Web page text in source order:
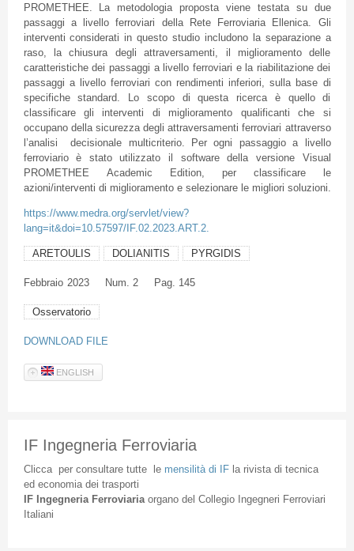
PROMETHEE. La metodologia proposta viene testata su due
passaggi a livello ferroviari della Rete Ferroviaria Ellenica. Gli
interventi considerati in questo studio includono la separazione a
raso, la chiusura degli attraversamenti, il miglioramento delle
caratteristiche dei passaggi a livello ferroviari e la riabilitazione dei
passaggi a livello ferroviari con rendimenti inferiori, sulla base di
specifiche standard. Lo scopo di questa ricerca è quello di
classificare gli interventi di miglioramento qualificanti che si
occupano della sicurezza degli attraversamenti ferroviari attraverso
l’analisi decisionale multicriterio. Per ogni passaggio a livello
ferroviario è stato utilizzato il software della versione Visual
PROMETHEE Academic Edition, per classificare le
azioni/interventi di miglioramento e selezionare le migliori soluzioni.
https://www.medra.org/servlet/view?
lang=it&doi=10.57597/IF.02.2023.ART.2.
ARETOULIS DOLIANITIS PYRGIDIS
Febbraio 2023 Num. 2 Pag. 145
Osservatorio
DOWNLOAD FILE
ENGLISH
IF Ingegneria Ferroviaria
Cliccaper consultare tuttele mensilità di IFla rivista di tecnica
ed economia dei trasporti
IF Ingegneria Ferroviaria organodel Collegio Ingegneri Ferroviari
Italiani